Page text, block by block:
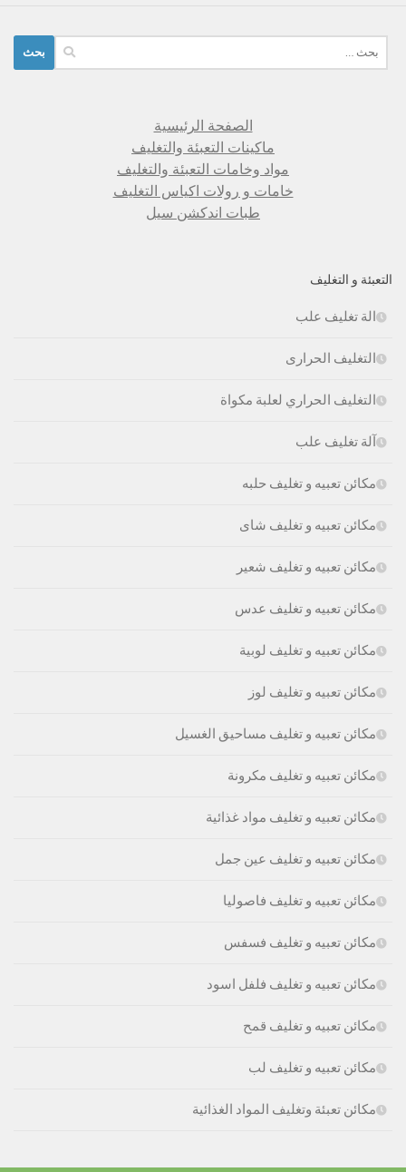
عن:
الصفحة الرئيسية
ماكينات التعبئة والتغليف
مواد وخامات التعبئة والتغليف
خامات و رولات اكياس التغليف
طبات اندكشن سيل
التعبئة و التغليف
الة تغليف علب
التغليف الحرارى
التغليف الحراري لعلبة مكواة
آلة تغليف علب
مكائن تعبيه و تغليف حلبه
مكائن تعبيه و تغليف شاى
مكائن تعبيه و تغليف شعير
مكائن تعبيه و تغليف عدس
مكائن تعبيه و تغليف لوبية
مكائن تعبيه و تغليف لوز
مكائن تعبيه و تغليف مساحيق الغسيل
مكائن تعبيه و تغليف مكرونة
مكائن تعبيه و تغليف مواد غذائية
مكائن تعبيه و تغليف عين جمل
مكائن تعبيه و تغليف فاصوليا
مكائن تعبيه و تغليف فسفس
مكائن تعبيه و تغليف فلفل اسود
مكائن تعبيه و تغليف قمح
مكائن تعبيه و تغليف لب
مكائن تعبئة وتغليف المواد الغذائية